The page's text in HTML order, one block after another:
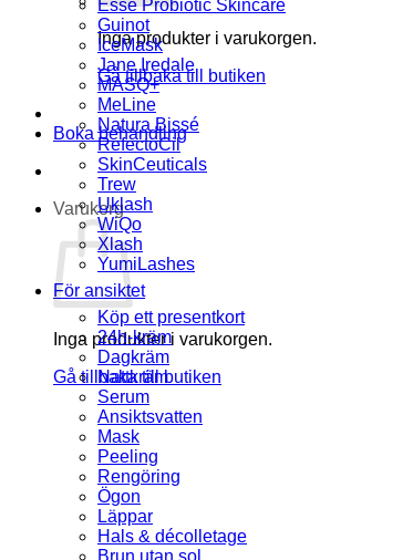
Inga produkter i varukorgen.
Gå tillbaka till butiken
Boka behandling
Varukorg
Inga produkter i varukorgen.
Gå tillbaka till butiken
Esse Probiotic Skincare
Guinot
IceMask
Jane Iredale
MASQ+
MeLine
Natura Bissé
RefectoCil
SkinCeuticals
Trew
Uklash
WiQo
Xlash
YumiLashes
För ansiktet
Köp ett presentkort
24h-kräm
Dagkräm
Nattkräm
Serum
Ansiktsvatten
Mask
Peeling
Rengöring
Ögon
Läppar
Hals & décolletage
Brun utan sol